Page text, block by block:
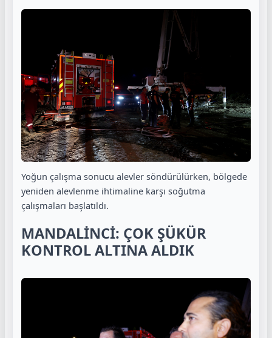
Yoğun çalışma sonucu alevler söndürülürken, bölgede
yeniden alevlenme ihtimaline karşı soğutma
çalışmaları başlatıldı.
MANDALİNCİ: ÇOK ŞÜKÜR
KONTROL ALTINA ALDIK